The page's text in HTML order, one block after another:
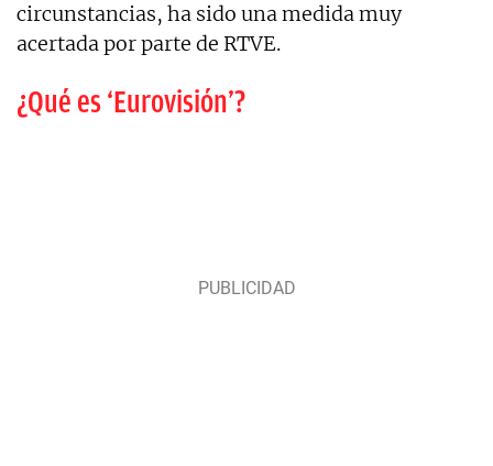
circunstancias, ha sido una medida muy
acertada por parte de RTVE.
¿Qué es ‘Eurovisión’?